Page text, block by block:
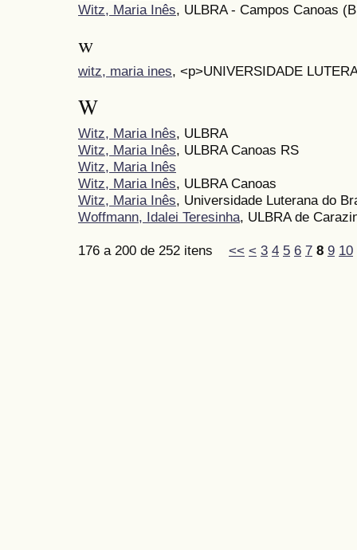
Witz, Maria Inês, ULBRA - Campos Canoas
w
witz, maria ines, <p>UNIVERSIDADE
W
Witz, Maria Inês, ULBRA
Witz, Maria Inês, ULBRA Canoas RS
Witz, Maria Inês
Witz, Maria Inês, ULBRA Canoas
Witz, Maria Inês, Universidade Luterana do
Woffmann, Idalei Teresinha, ULBRA de
176 a 200 de 252 itens << < 3 4 5 6 7 8 9 10